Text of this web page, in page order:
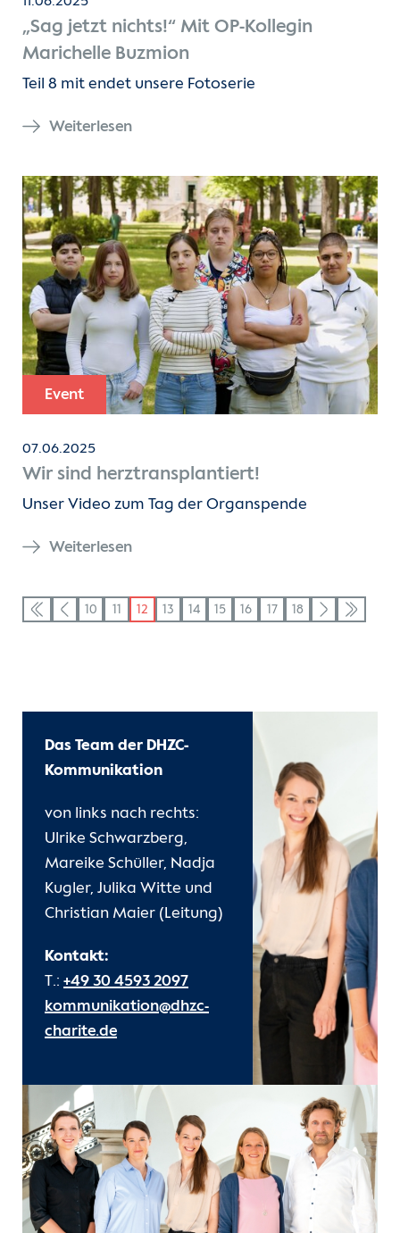
„Sag jetzt nichts!“ Mit OP-Kollegin
Marichelle Buzmion
Teil 8 mit endet unsere Fotoserie
Weiterlesen
Event
07.06.2025
Wir sind herztransplantiert!
Unser Video zum Tag der Organspende
Weiterlesen
10 11 12 13 14 15 16 17 18
Das Team der DHZC-
Kommunikation
von links nach rechts:
Ulrike Schwarzberg,
Mareike Schüller, Nadja
Kugler, Julika Witte und
Christian Maier (Leitung)
Kontakt:
T.: +49 30 4593 2097
kommunikation@dhzc-
charite.de